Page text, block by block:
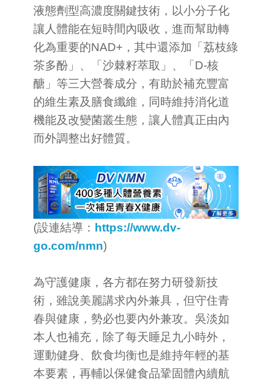
液態劑型高濃度關鍵技術，以小分子化
讓人體能在短時間內吸收，進而幫助轉
化為重要的NAD+，其中還添加「荔枝綠
茶多酚」、「沙棘籽萃取」、「D-核
醣」等三大營養成分，有助於補充豐富
的維生素及膳食纖維，同時維持消化道
機能及改變菌叢生態，讓人體真正由內
而外調整出好體質。
(設連結導： https://www.dv-
go.com/nmn)
為守護健康，各方都在努力研發新技
術，雖說美麗講求內外兼具，但守住青
春與健康，勢必也要內外兼攻。吳淡如
本人也補充，除了每天睡足九小時外，
運動健身、飲食均衡也是維持年輕的基
本要素，再輔以保健食品鞏固體內續航